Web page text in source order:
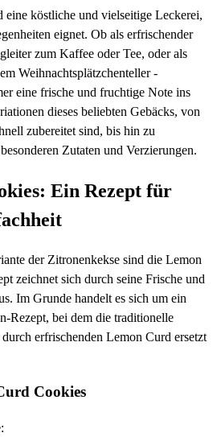
eine köstliche und vielseitige Leckerei,
eignet. Ob als erfrischender
zum Kaffee oder Tee, oder als
Weihnachtsplätzchenteller -
eine frische und fruchtige Note ins
dieses beliebten Gebäcks, von
zubereitet sind, bis hin zu
Zutaten und Verzierungen.
Ein Rezept für
der Zitronenkekse sind die Lemon
zeichnet sich durch seine Frische und
Im Grunde handelt es sich um ein
Rezept, bei dem die traditionelle
erfrischenden Lemon Curd ersetzt
Cookies